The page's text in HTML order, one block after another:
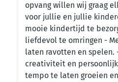
opvang willen wij graag
voor jullie en jullie
mooie kindertijd te
liefdevol te omringen -
laten ravotten en spelen.
creativiteit en
tempo te laten groeien